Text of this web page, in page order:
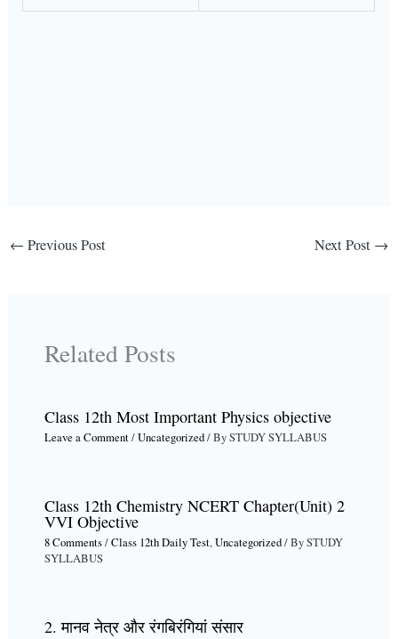
← Previous Post Next Post →
Related Posts
Class 12th Most Important Physics objective
Leave a Comment/Uncategorized/ BySTUDY SYLLABUS
Class 12th Chemistry NCERT Chapter(Unit) 2
VVI Objective
8 Comments/Class 12th Daily Test,Uncategorized/ BySTUDY
SYLLABUS
2. मानव नेत्र और रंगबिरंगियां संसार